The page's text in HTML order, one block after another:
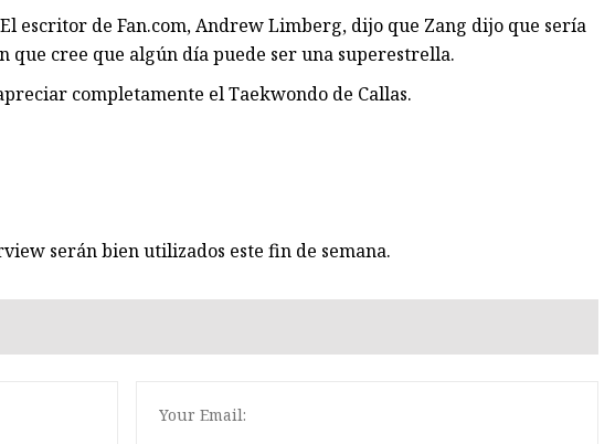
escritor de Fan.com, Andrew Limberg, dijo que Zang dijo que sería
que cree que algún día puede ser una superestrella.
completamente el Taekwondo de Callas.
serán bien utilizados este fin de semana.